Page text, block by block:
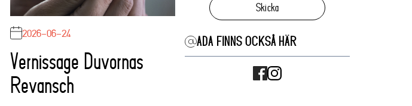
2026-06-24
Vernissage Duvornas
Revansch
Skicka
ADA FINNS OCKSÅ HÄR